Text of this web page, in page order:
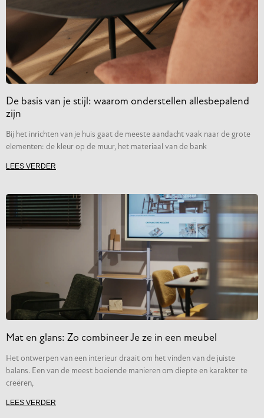
De basis van je stijl: waarom onderstellen allesbepalend
zijn
Bij het inrichten van je huis gaat de meeste aandacht vaak naar de grote
elementen: de kleur op de muur, het materiaal van de bank
LEES VERDER
Mat en glans: Zo combineer Je ze in een meubel
Het ontwerpen van een interieur draait om het vinden van de juiste
balans. Een van de meest boeiende manieren om diepte en karakter te
creëren,
LEES VERDER